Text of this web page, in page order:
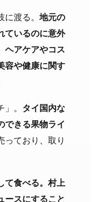
渡る。 地元の
ているのに意外
ヘアケアやコス
容や健康に関す
。 タイ国内な
できる果物ライ
っており、取り
て食べる。村上
ースにすること